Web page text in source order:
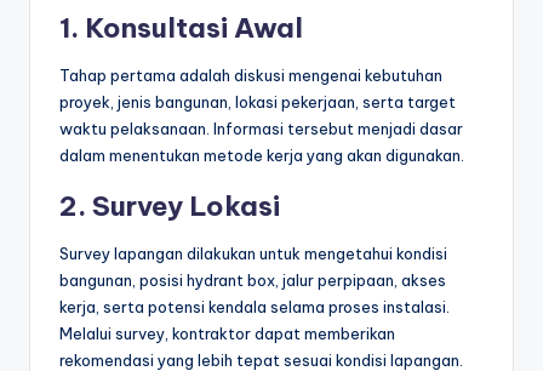
1. Konsultasi Awal
Tahap pertama adalah diskusi mengenai kebutuhan
proyek, jenis bangunan, lokasi pekerjaan, serta target
waktu pelaksanaan. Informasi tersebut menjadi dasar
dalam menentukan metode kerja yang akan digunakan.
2. Survey Lokasi
Survey lapangan dilakukan untuk mengetahui kondisi
bangunan, posisi hydrant box, jalur perpipaan, akses
kerja, serta potensi kendala selama proses instalasi.
Melalui survey, kontraktor dapat memberikan
rekomendasi yang lebih tepat sesuai kondisi lapangan.